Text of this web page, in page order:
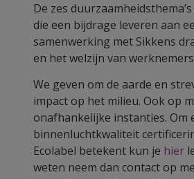
De zes
die een bijdrage leveren aan
samenwerking met Sikkens
en het welzijn van
We geven om de aarde en
impact op het milieu. Ook op
onafhankelijke instanties. Om
binnenluchtkwaliteit
Ecolabel betekent kun je hier
weten neem dan contact op